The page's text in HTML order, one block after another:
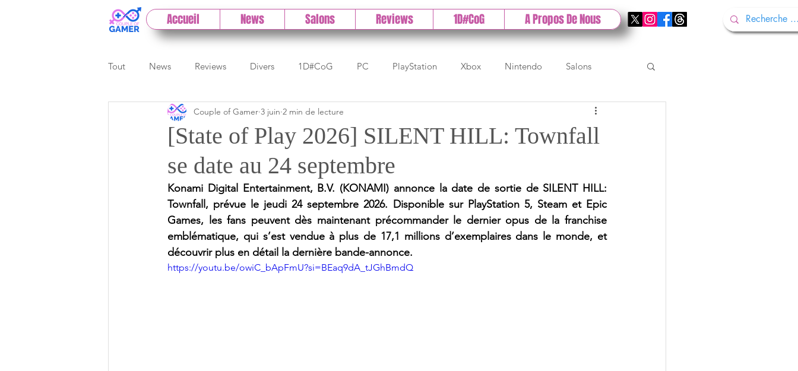
Accueil News Salons Reviews 1D#CoG A Propos De Nous
Tout News Reviews Divers 1D#CoG PC PlayStation Xbox Nintendo Salons
Previews Cloud Test indé Gamescom
Paris Games Week Early Access Test 1DCoG
Actu 1DCoG Test Stadia The Game Awards Balan
[State of Play 2026] SILENT HILL: Townfall
se date au 24 septembre
Couple of Gamer 3 juin 2 min de lecture
Konami Digital Entertainment, B.V. (KONAMI) annonce la date de sortie de SILENT HILL:
Townfall, prévue le jeudi 24 septembre 2026. Disponible sur PlayStation 5, Steam et Epic
Games, les fans peuvent dès maintenant précommander le dernier opus de la franchise
emblématique, qui s’est vendue à plus de 17,1 millions d’exemplaires dans le monde, et
découvrir plus en détail la dernière bande-annonce.
https://youtu.be/owiC_bApFmU?si=BEaq9dA_tJGhBmdQ